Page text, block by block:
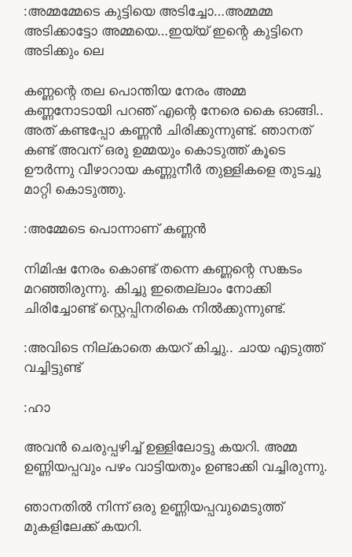
:അമ്മമ്മേടെ കുട്ടിയെ അടിച്ചോ…അമ്മമ്മ
അടിക്കാട്ടോ അമ്മയെ…ഇയ്യ് ഇന്റെ കുട്ടിനെ
അടിക്കും ലെ
കണ്ണന്റെ തല പൊന്തിയ നേരം അമ്മ
കണ്ണനോടായി പറഞ് എന്റെ നേരെ കൈ ഓങ്ങി..
അത് കണ്ടപ്പോ കണ്ണൻ ചിരിക്കുന്നുണ്ട്. ഞാനത്
കണ്ട് അവന് ഒരു ഉമ്മയും കൊടുത്ത് കൂടെ
ഊർന്നു വീഴാറായ കണ്ണുനീർ തുള്ളികളെ തുടച്ചു
മാറ്റി കൊടുത്തു.
:അമ്മേടെ പൊന്നാണ് കണ്ണൻ
നിമിഷ നേരം കൊണ്ട് തന്നെ കണ്ണന്റെ സങ്കടം
മറഞ്ഞിരുന്നു. കിച്ചു ഇതെല്ലാം നോക്കി
ചിരിച്ചോണ്ട് സ്റ്റെപ്പിനരികെ നിൽക്കുന്നുണ്ട്.
:അവിടെ നില്കാതെ കയറ് കിച്ചു.. ചായ എടുത്ത്
വച്ചിട്ടുണ്ട്
:ഹാ
അവൻ ചെരുപ്പഴിച്ച് ഉള്ളിലോട്ടു കയറി. അമ്മ
ഉണ്ണിയപ്പവും പഴം വാട്ടിയതും ഉണ്ടാക്കി വച്ചിരുന്നു.
ഞാനതിൽ നിന്ന് ഒരു ഉണ്ണിയപ്പവുമെടുത്ത്‌
മുകളിലേക്ക് കയറി.